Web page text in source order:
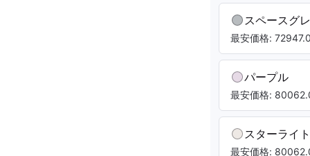
スペースグ
最安価格:
パープル
最安価格:
スターライト
最安価格: